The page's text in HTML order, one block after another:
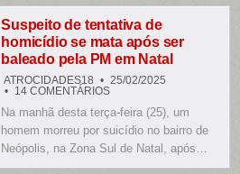
CAÇAMBA
EM
PORTO
ALEGRE
Suspeito de tentativa de
homicídio se mata após ser
baleado pela PM em Natal
ATROCIDADES18
25/02/2025
14 COMENTÁRIOSEM
DE
TENTATIVA
DE
HOMICÍDIO
SE
MATA
Na manhã desta terça-feira (25), um
homem morreu por suicídio no bairro de
Neópolis, na Zona Sul de Natal, após…